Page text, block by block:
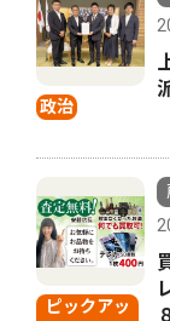
政治
ピックアッ